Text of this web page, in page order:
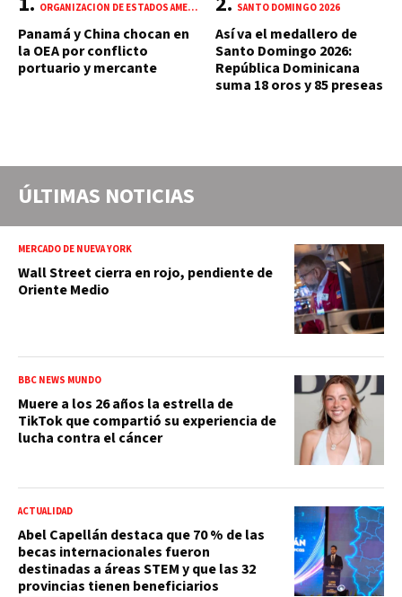
ORGANIZACIÓN DE ESTADOS AMERICANOS (OEA)
Panamá y China chocan en
la OEA por conflicto
portuario y mercante
SANTO DOMINGO 2026
Así va el medallero de
Santo Domingo 2026:
República Dominicana
suma 18 oros y 85 preseas
ÚLTIMAS NOTICIAS
MERCADO DE NUEVA YORK
Wall Street cierra en rojo, pendiente de
Oriente Medio
BBC NEWS MUNDO
Muere a los 26 años la estrella de
TikTok que compartió su experiencia de
lucha contra el cáncer
ACTUALIDAD
Abel Capellán destaca que 70 % de las
becas internacionales fueron
destinadas a áreas STEM y que las 32
provincias tienen beneficiarios